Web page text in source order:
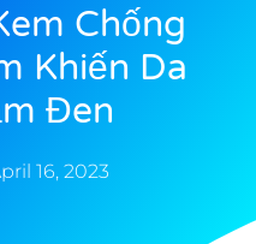
Chống
Khiến Da
Đen
16, 2023